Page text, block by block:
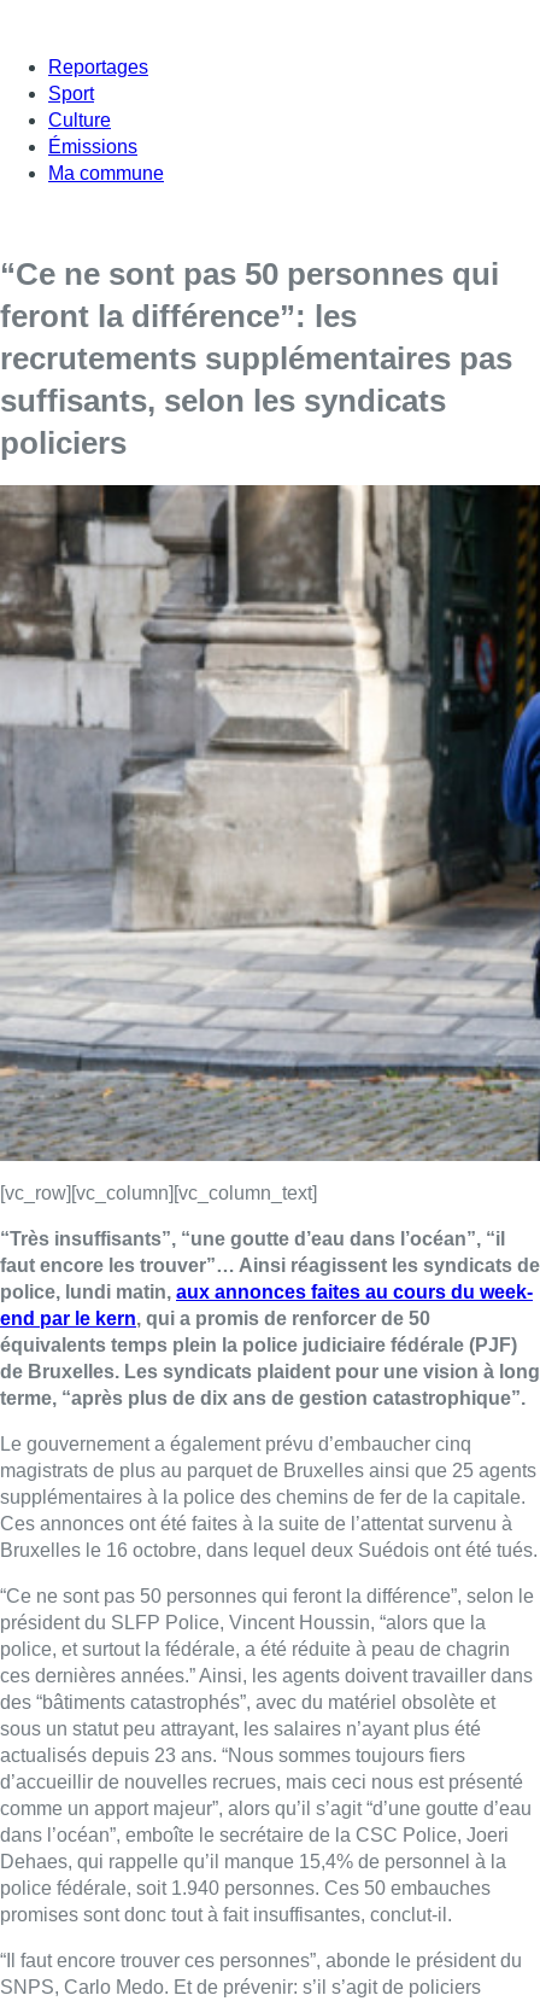
Reportages
Sport
Culture
Émissions
Ma commune
“Ce ne sont pas 50 personnes qui
feront la différence”: les
recrutements supplémentaires pas
suffisants, selon les syndicats
policiers
[vc_row][vc_column][vc_column_text]
“Très insuffisants”, “une goutte d’eau dans l’océan”, “il
faut encore les trouver”… Ainsi réagissent les syndicats de
police, lundi matin, aux annonces faites au cours du week-
end par le kern, qui a promis de renforcer de 50
équivalents temps plein la police judiciaire fédérale (PJF)
de Bruxelles. Les syndicats plaident pour une vision à long
terme, “après plus de dix ans de gestion catastrophique”.
Le gouvernement a également prévu d’embaucher cinq
magistrats de plus au parquet de Bruxelles ainsi que 25 agents
supplémentaires à la police des chemins de fer de la capitale.
Ces annonces ont été faites à la suite de l’attentat survenu à
Bruxelles le 16 octobre, dans lequel deux Suédois ont été tués.
“Ce ne sont pas 50 personnes qui feront la différence”, selon le
président du SLFP Police, Vincent Houssin, “alors que la
police, et surtout la fédérale, a été réduite à peau de chagrin
ces dernières années.” Ainsi, les agents doivent travailler dans
des “bâtiments catastrophés”, avec du matériel obsolète et
sous un statut peu attrayant, les salaires n’ayant plus été
actualisés depuis 23 ans. “Nous sommes toujours fiers
d’accueillir de nouvelles recrues, mais ceci nous est présenté
comme un apport majeur”, alors qu’il s’agit “d’une goutte d’eau
dans l’océan”, emboîte le secrétaire de la CSC Police, Joeri
Dehaes, qui rappelle qu’il manque 15,4% de personnel à la
police fédérale, soit 1.940 personnes. Ces 50 embauches
promises sont donc tout à fait insuffisantes, conclut-il.
“Il faut encore trouver ces personnes”, abonde le président du
SNPS, Carlo Medo. Et de prévenir: s’il s’agit de policiers